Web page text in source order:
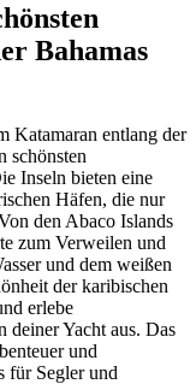
Bahamas
Katamaran entlang der
schönsten
Inseln bieten eine
Häfen, die nur
den Abaco Islands
zum Verweilen und
und dem weißen
der karibischen
erlebe
deiner Yacht aus. Das
und
für Segler und